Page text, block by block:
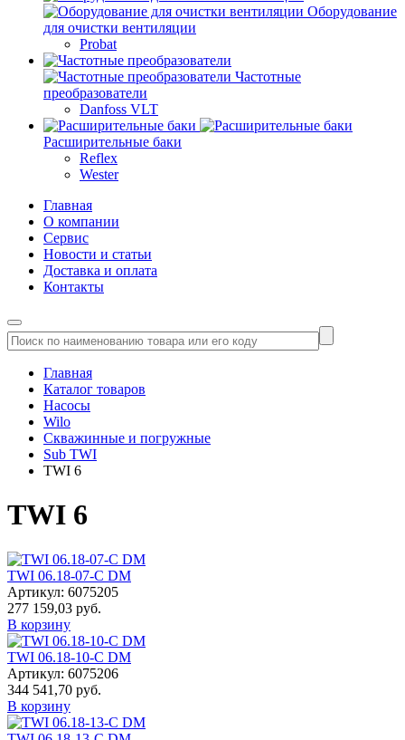
Оборудование
для очистки вентиляции
Probat
Частотные
преобразователи
Danfoss VLT
Расширительные баки
Reflex
Wester
Главная
О компании
Сервис
Новости и статьи
Доставка и оплата
Контакты
Главная
Каталог товаров
Насосы
Wilo
Скважинные и погружные
Sub TWI
TWI 6
TWI 6
TWI 06.18-07-C DM
Артикул: 6075205
277 159,03 руб.
В корзину
TWI 06.18-10-C DM
Артикул: 6075206
344 541,70 руб.
В корзину